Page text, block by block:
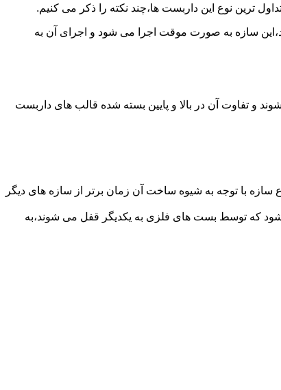
ترین نوع این داربست ها،چند نکته را ذکر می کنیم.
سازه به صورت موقت اجرا می شود و اجرای آن به
و تفاوت آن در بالا و پایین بسته شده قالب های داربست
با توجه به شیوه ساخت آن زمان برتر از سازه های دیگر
شود که توسط بست های فلزی به یکدیگر قفل می شوند،به